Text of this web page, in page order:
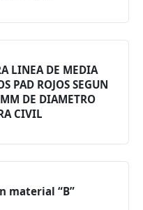
LINEA DE MEDIA
PAD ROJOS SEGUN
DE DIAMETRO
CIVIL
material “B”